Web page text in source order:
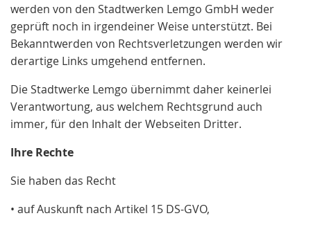
werden von den Stadtwerken Lemgo GmbH weder
geprüft noch in irgendeiner Weise unterstützt. Bei
Bekanntwerden von Rechtsverletzungen werden wir
derartige Links umgehend entfernen.
Die Stadtwerke Lemgo übernimmt daher keinerlei
Verantwortung, aus welchem Rechtsgrund auch
immer, für den Inhalt der Webseiten Dritter.
Ihre Rechte
Sie haben das Recht
• auf Auskunft nach Artikel 15 DS-GVO,